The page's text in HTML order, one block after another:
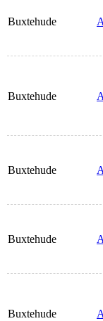
Buxtehude
Buxtehude
Buxtehude
Buxtehude
Buxtehude